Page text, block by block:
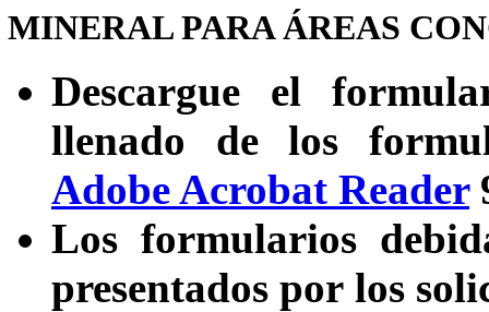
MINERAL PARA ÁREAS
Descargue el
llenado de los
Adobe Acrobat Reader
Los formularios
presentados por los